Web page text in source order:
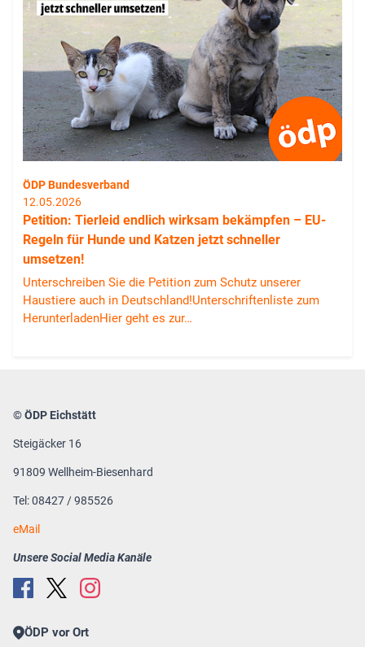
ÖDP Bundesverband
12.05.2026
Petition: Tierleid endlich wirksam bekämpfen – EU-
Regeln für Hunde und Katzen jetzt schneller
umsetzen!
Unterschreiben Sie die Petition zum Schutz unserer
Haustiere auch in Deutschland!Unterschriftenliste zum
HerunterladenHier geht es zur…
© ÖDP Eichstätt
Steigäcker 16
91809 Wellheim-Biesenhard
Tel: 08427 / 985526
eMail
Unsere Social Media Kanäle
ÖDP vor Ort